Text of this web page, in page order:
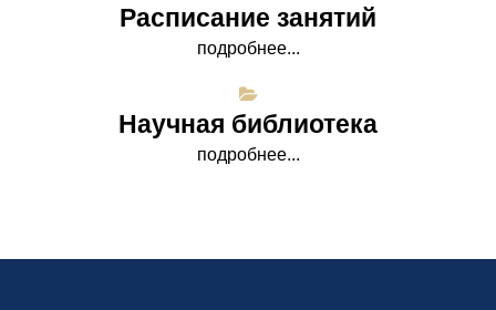
Расписание занятий
подробнее...
Научная библиотека
подробнее...